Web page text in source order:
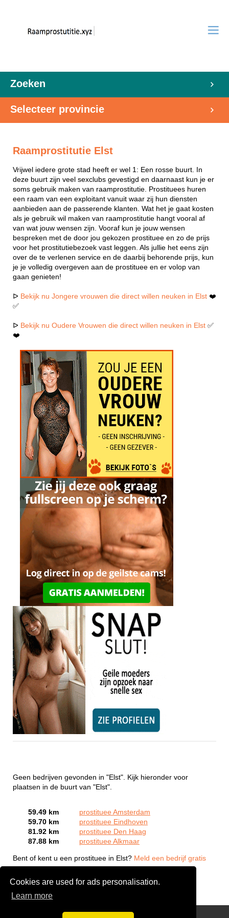
Cookies are used for ads personalisation.
Learn more
Zoeken
Selecteer provincie
Raamprostitutie Elst
Vrijwel iedere grote stad heeft er wel 1: Een rosse buurt. In
deze buurt zijn veel sexclubs gevestigd en daarnaast kun je er
soms gebruik maken van raamprostitutie. Prostituees huren
een raam van een exploitant vanuit waar zij hun diensten
aanbieden aan de passerende klanten. Wat het je gaat kosten
als je gebruik wil maken van raamprostitutie hangt vooral af
van wat jouw wensen zijn. Vooraf kun je jouw wensen
bespreken met de door jou gekozen prostituee en zo de prijs
voor het prostitutiebezoek vast leggen. Als jullie het eens zijn
over de te verlenen service en de daarbij behorende prijs, kun
je je volledig overgeven aan de prostituee en er volop van
gaan genieten!
ᐅ Bekijk nu Jongere vrouwen die direct willen neuken in Elst ❤️
✅
ᐅ Bekijk nu Oudere Vrouwen die direct willen neuken in Elst ✅
❤️
Geen bedrijven gevonden in "Elst". Kijk hieronder voor
plaatsen in de buurt van "Elst".
59.49 km
prostituee Amsterdam
59.70 km
prostituee Eindhoven
81.92 km
prostituee Den Haag
87.88 km
prostituee Alkmaar
Bent of kent u een prostituee in Elst? Meld een bedrijf gratis
aan